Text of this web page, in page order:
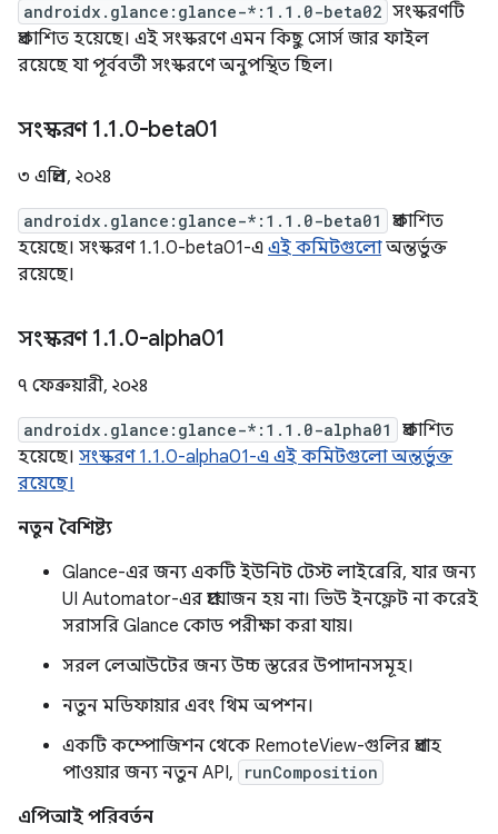
androidx.glance:glance-*:1.1.0-beta02 সংস্করণটি
প্রকাশিত হয়েছে। এই সংস্করণে এমন কিছু সোর্স জার ফাইল
রয়েছে যা পূর্ববর্তী সংস্করণে অনুপস্থিত ছিল।
সংস্করণ 1.1.0-beta01
৩ এপ্রিল, ২০২৪
androidx.glance:glance-*:1.1.0-beta01
প্রকাশিত
হয়েছে। সংস্করণ 1.1.0-beta01-এ এই কমিটগুলোঅন্তর্ভুক্ত
রয়েছে।
সংস্করণ 1.1.0-alpha01
৭ ফেব্রুয়ারী, ২০২৪
androidx.glance:glance-*:1.1.0-alpha01
প্রকাশিত
হয়েছে। সংস্করণ 1.1.0-alpha01-এ এই কমিটগুলো অন্তর্ভুক্ত
রয়েছে।
নতুন বৈশিষ্ট্য
Glance-এর জন্য একটি ইউনিট টেস্ট লাইব্রেরি, যার জন্য
UI Automator-এর প্রয়োজন হয় না। ভিউ ইনফ্লেট না করেই
সরাসরি Glance কোড পরীক্ষা করা যায়।
সরল লেআউটের জন্য উচ্চ স্তরের উপাদানসমূহ।
নতুন মডিফায়ার এবং থিম অপশন।
একটি কম্পোজিশন থেকে RemoteView-গুলির প্রবাহ
পাওয়ার জন্য নতুন API,
runComposition
এপিআই পরিবর্তন